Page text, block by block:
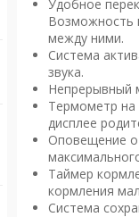
Удобное
Возможность
между ними.
Система
звука.
Непрерывный
Термометр на
дисплее
Оповещение о
Таймер
кормления
Система